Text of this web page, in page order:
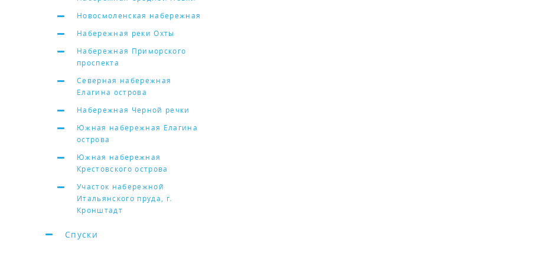
Новосмоленская набережная
Набережная реки Охты
Набережная Приморского
проспекта
Северная набережная
Елагина острова
Набережная Черной речки
Южная набережная Елагина
острова
Южная набережная
Крестовского острова
Участок набережной
Итальянского пруда, г.
Кронштадт
Спуски